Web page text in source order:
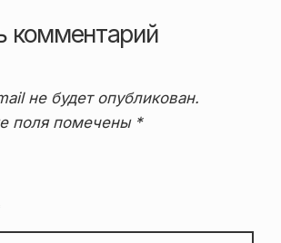
комментарий
не будет опубликован.
поля помечены *